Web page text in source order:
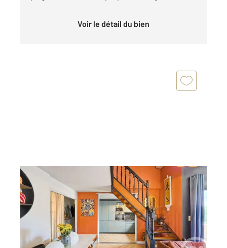
Voir le détail du bien
ST FLORENT 202
80,07 m
, 4 pièces
Ref : 861
Appartement à vendre
380 000 €